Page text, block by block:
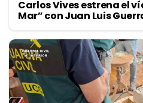
Carlos Vives estrena el
Mar” con Juan Luis